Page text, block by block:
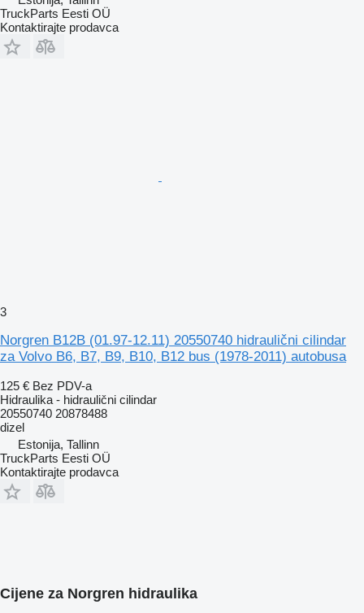
TruckParts Eesti OÜ
Kontaktirajte prodavca
3
Norgren B12B (01.97-12.11) 20550740 hidraulični cilindar
za Volvo B6, B7, B9, B10, B12 bus (1978-2011) autobusa
125 € Bez PDV-a
Hidraulika - hidraulični cilindar
20550740 20878488
dizel
Estonija, Tallinn
TruckParts Eesti OÜ
Kontaktirajte prodavca
Cijene za Norgren hidraulika